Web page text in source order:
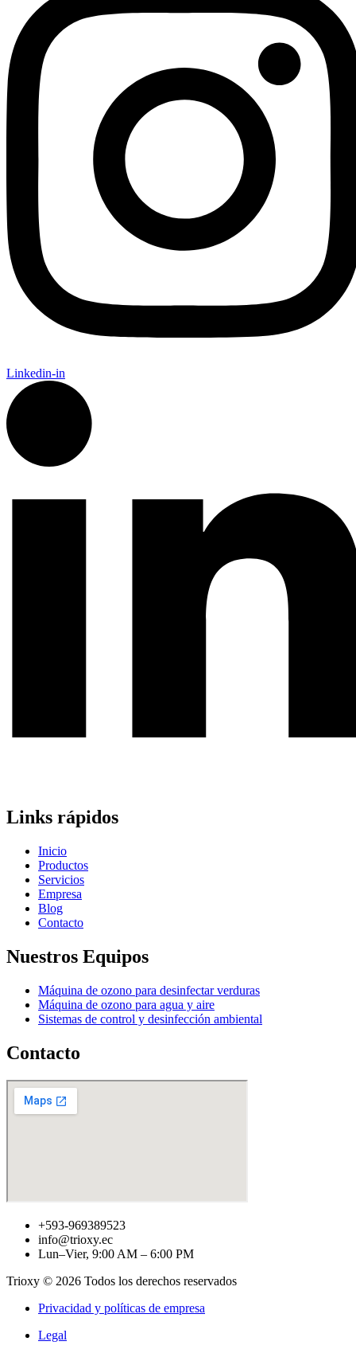
Linkedin-in
Links rápidos
Inicio
Productos
Servicios
Empresa
Blog
Contacto
Nuestros Equipos
Máquina de ozono para desinfectar verduras
Máquina de ozono para agua y aire
Sistemas de control y desinfección ambiental
Contacto
+593-969389523
info@trioxy.ec
Lun–Vier, 9:00 AM – 6:00 PM
Trioxy © 2026 Todos los derechos reservados
Privacidad y políticas de empresa
Legal